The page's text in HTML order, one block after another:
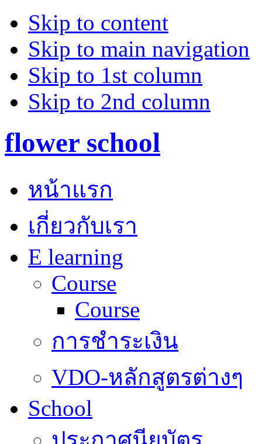
Skip to content
Skip to main navigation
Skip to 1st column
Skip to 2nd column
flower school
หน้าแรก
เกี่ยวกับเรา
E learning
Course
Course
การชำระเงิน
VDO-หลักสูตรต่างๆ
School